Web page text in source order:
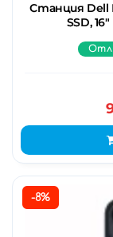
Станция Dell
SSD,
-8%